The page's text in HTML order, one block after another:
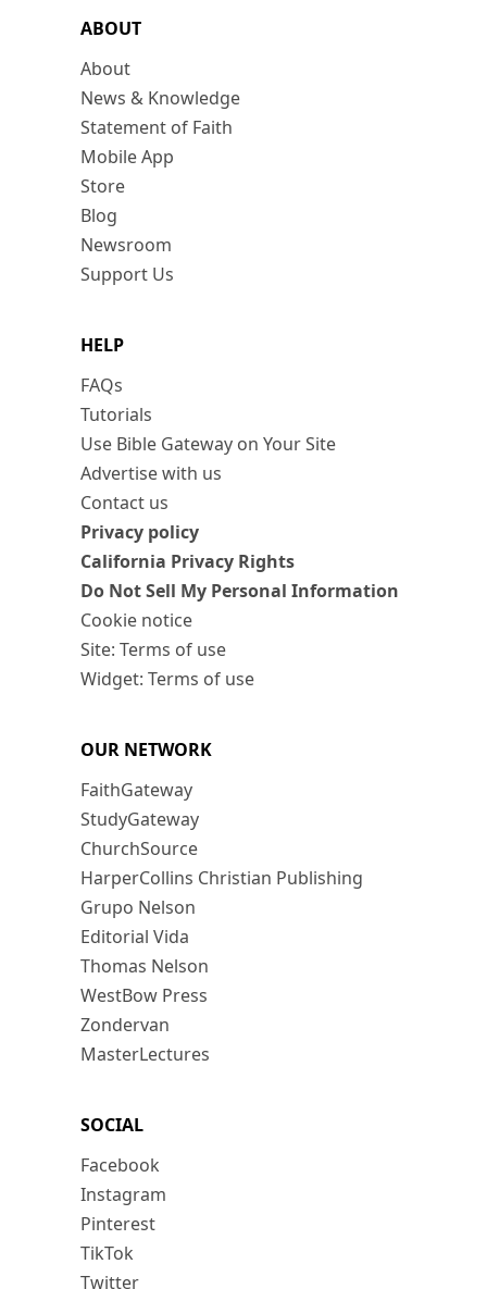
ABOUT
About
News & Knowledge
Statement of Faith
Mobile App
Store
Blog
Newsroom
Support Us
HELP
FAQs
Tutorials
Use Bible Gateway on Your Site
Advertise with us
Contact us
Privacy policy
California Privacy Rights
Do Not Sell My Personal Information
Cookie notice
Site: Terms of use
Widget: Terms of use
OUR NETWORK
FaithGateway
StudyGateway
ChurchSource
HarperCollins Christian Publishing
Grupo Nelson
Editorial Vida
Thomas Nelson
WestBow Press
Zondervan
MasterLectures
SOCIAL
Facebook
Instagram
Pinterest
TikTok
Twitter